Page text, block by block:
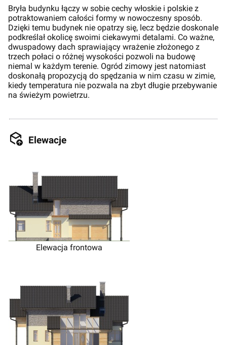
Bryła budynku łączy w sobie cechy włoskie i polskie z
potraktowaniem całości formy w nowoczesny sposób.
Dzięki temu budynek nie opatrzy się, lecz będzie doskonale
podkreślał okolicę swoimi ciekawymi detalami. Co ważne,
dwuspadowy dach sprawiający wrażenie złożonego z
trzech połaci o różnej wysokości pozwoli na budowę
niemal w każdym terenie. Ogród zimowy jest natomiast
doskonałą propozycją do spędzania w nim czasu w zimie,
kiedy temperatura nie pozwala na zbyt długie przebywanie
na świeżym powietrzu.
Elewacje
Elewacja frontowa